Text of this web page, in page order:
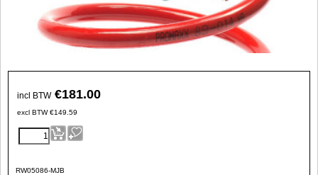
incl BTW €181.00
excl BTW €149.59
RW05086-MJB